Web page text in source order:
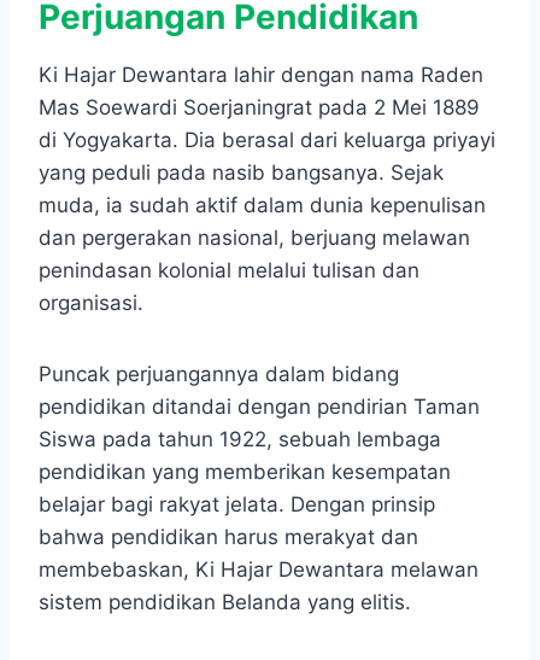
Perjuangan Pendidikan
Ki Hajar Dewantara lahir dengan nama Raden
Mas Soewardi Soerjaningrat pada 2 Mei 1889
di Yogyakarta. Dia berasal dari keluarga priyayi
yang peduli pada nasib bangsanya. Sejak
muda, ia sudah aktif dalam dunia kepenulisan
dan pergerakan nasional, berjuang melawan
penindasan kolonial melalui tulisan dan
organisasi.
Puncak perjuangannya dalam bidang
pendidikan ditandai dengan pendirian Taman
Siswa pada tahun 1922, sebuah lembaga
pendidikan yang memberikan kesempatan
belajar bagi rakyat jelata. Dengan prinsip
bahwa pendidikan harus merakyat dan
membebaskan, Ki Hajar Dewantara melawan
sistem pendidikan Belanda yang elitis.